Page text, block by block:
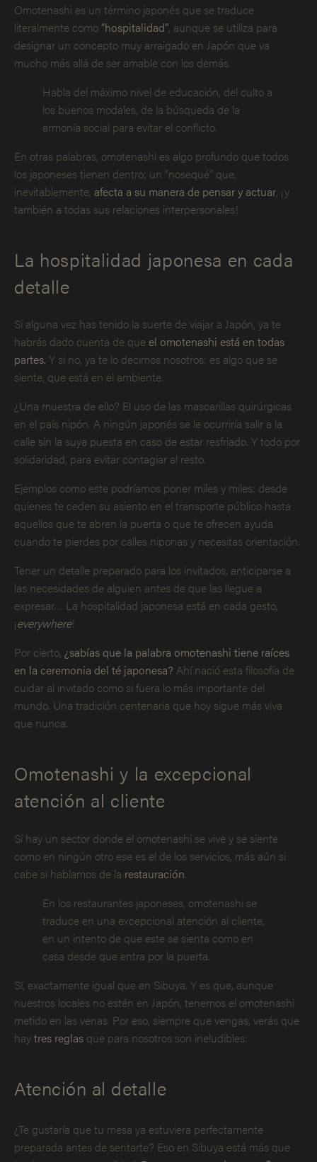
Omotenashi es un término japonés que se traduce
literalmente como“hospitalidad”, aunque se utiliza para
designar un concepto muy arraigado en Japón que va
mucho más allá de ser amable con los demás.
Habla del máximo nivel de educación, del culto a
los buenos modales, de la búsqueda de la
armonía social para evitar el conflicto.
En otras palabras, omotenashi es algo profundo que todos
los japoneses tienen dentro; un “nosequé” que,
inevitablemente, afecta a su manera de pensar y actuar, ¡y
también a todas sus relaciones interpersonales!
La hospitalidad japonesa en cada
detalle
Si alguna vez has tenido la suerte de viajar a Japón, ya te
habrás dado cuenta de que el omotenashi está en todas
partes. Y si no, ya te lo decimos nosotros: es algo que se
siente, que está en el ambiente.
¿Una muestra de ello? El uso de las mascarillas quirúrgicas
en el país nipón. A ningún japonés se le ocurriría salir a la
calle sin la suya puesta en caso de estar resfriado. Y todo por
solidaridad, para evitar contagiar al resto.
Ejemplos como este podríamos poner miles y miles: desde
quienes te ceden su asiento en el transporte público hasta
aquellos que te abren la puerta o que te ofrecen ayuda
cuando te pierdes por calles niponas y necesitas orientación.
Tener un detalle preparado para los invitados, anticiparse a
las necesidades de alguien antes de que las llegue a
expresar… La hospitalidad japonesa está en cada gesto,
¡everywhere!
Por cierto, ¿sabías que la palabra omotenashi tiene raíces
en la ceremonia del té japonesa? Ahí nació esta filosofía de
cuidar al invitado como si fuera lo más importante del
mundo. Una tradición centenaria que hoy sigue más viva
que nunca.
Omotenashi y la excepcional
atención al cliente
Si hay un sector donde el omotenashi se vive y se siente
como en ningún otro ese es el de los servicios, más aún si
cabe si hablamos de la restauración.
En los restaurantes japoneses, omotenashi se
traduce en una excepcional atención al cliente,
en un intento de que este se sienta como en
casa desde que entra por la puerta.
Sí, exactamente igual que en Sibuya. Y es que, aunque
nuestros locales no estén en Japón, tenemos el omotenashi
metido en las venas. Por eso, siempre que vengas, verás que
haytres reglas que para nosotros son ineludibles:
Atención al detalle
¿Te gustaría que tu mesa ya estuviera perfectamente
preparada antes de sentarte? Eso en Sibuya está más que